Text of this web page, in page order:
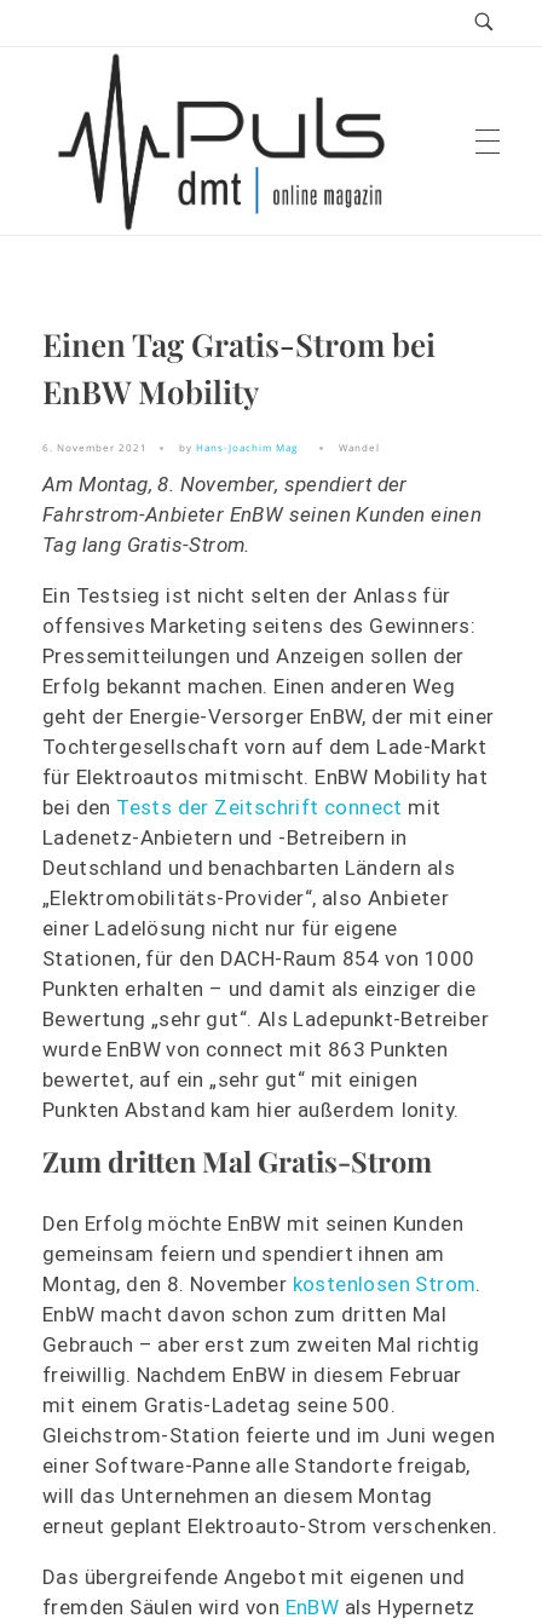
Puls Magazin
Zukunft der Mobilität
Einen Tag Gratis-Strom bei
EnBW Mobility
6. November 2021 by Hans-Joachim Mag Wandel
Am Montag, 8. November, spendiert der
Fahrstrom-Anbieter EnBW seinen Kunden einen
Tag lang Gratis-Strom.
Ein Testsieg ist nicht selten der Anlass für
offensives Marketing seitens des Gewinners:
Pressemitteilungen und Anzeigen sollen der
Erfolg bekannt machen. Einen anderen Weg
geht der Energie-Versorger EnBW, der mit einer
Tochtergesellschaft vorn auf dem Lade-Markt
für Elektroautos mitmischt. EnBW Mobility hat
bei den Tests der Zeitschrift connect mit
Ladenetz-Anbietern und -Betreibern in
Deutschland und benachbarten Ländern als
„Elektromobilitäts-Provider“, also Anbieter
einer Ladelösung nicht nur für eigene
Stationen, für den DACH-Raum 854 von 1000
Punkten erhalten – und damit als einziger die
Bewertung „sehr gut“. Als Ladepunkt-Betreiber
wurde EnBW von connect mit 863 Punkten
bewertet, auf ein „sehr gut“ mit einigen
Punkten Abstand kam hier außerdem Ionity.
Zum dritten Mal Gratis-Strom
Den Erfolg möchte EnBW mit seinen Kunden
gemeinsam feiern und spendiert ihnen am
Montag, den 8. November kostenlosen Strom.
EnbW macht davon schon zum dritten Mal
Gebrauch – aber erst zum zweiten Mal richtig
freiwillig. Nachdem EnBW in diesem Februar
mit einem Gratis-Ladetag seine 500.
Gleichstrom-Station feierte und im Juni wegen
einer Software-Panne alle Standorte freigab,
will das Unternehmen an diesem Montag
erneut geplant Elektroauto-Strom verschenken.
Das übergreifende Angebot mit eigenen und
fremden Säulen wird von EnBW als Hypernetz